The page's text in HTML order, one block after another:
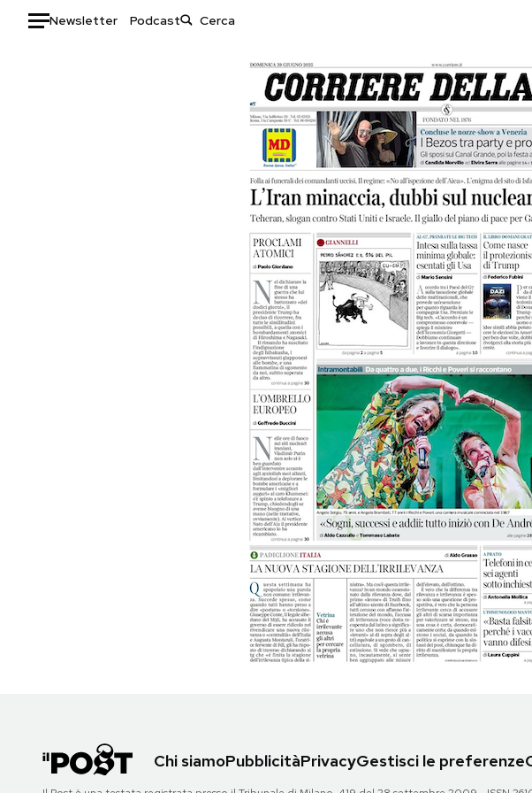
Newsletter Podcast
Auto
Consumismi
Storie/Idee
Ok Boomer!
Media
Europa
Altrecose
Mondiali calcio 2026
Area PersonaleChi siamoPubblicitàPrivacyGestisci le preferenze